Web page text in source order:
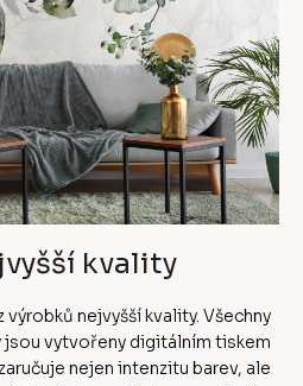
kvality
nejvyšší kvality. Všechny
jsou vytvořeny digitálním tiskem
nejen intenzitu barev, ale